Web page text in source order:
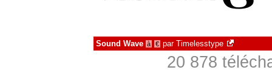
Sound Wave à € par Timelesstype
20 878